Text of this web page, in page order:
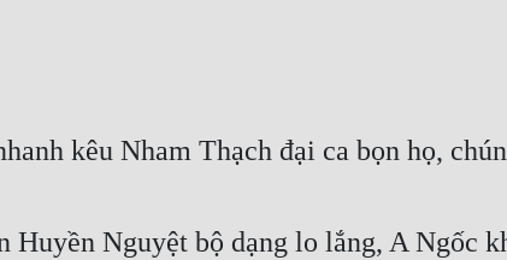
kêu Nham Thạch đại ca bọn họ,
Huyền Nguyệt bộ dạng lo lắng, A Ngốc